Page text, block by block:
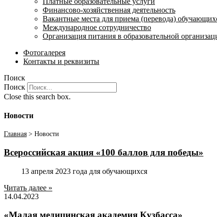
Финансово-хозяйственная деятельность
Вакантные места для приема (перевода)
Международное сотрудничество
Организация питания в образовательной
Фотогалерея
Контакты и реквизиты
Поиск
Поиск
Close this search box.
Новости
Главная > Новости
Всероссийская акция «100 баллов для победы»
13 апреля 2023 года для обучающихся
Читать далее »
14.04.2023